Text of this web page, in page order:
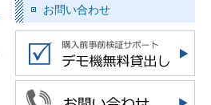
お問い合わせ